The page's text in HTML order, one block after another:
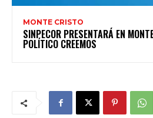
MONTE CRISTO
SINPECOR PRESENTARÁ EN
POLÍTICO CREEMOS